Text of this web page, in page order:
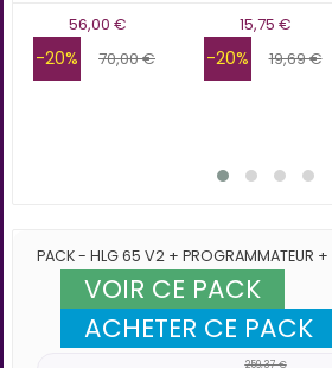
56,00 €
-20% 70,00 €
15,75 €
-20% 19,69 €
PACK - HLG 65 V2 + PROGRAMMATEUR
VOIR CE PACK
ACHETER CE PACK
259,37 €